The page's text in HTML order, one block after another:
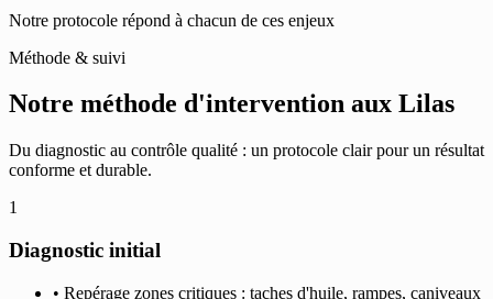
Notre protocole répond à chacun de ces enjeux
Méthode & suivi
Notre méthode d'intervention aux Lilas
Du diagnostic au contrôle qualité : un protocole clair pour un résultat
conforme et durable.
1
Diagnostic initial
• Repérage zones critiques : taches d'huile, rampes, caniveaux